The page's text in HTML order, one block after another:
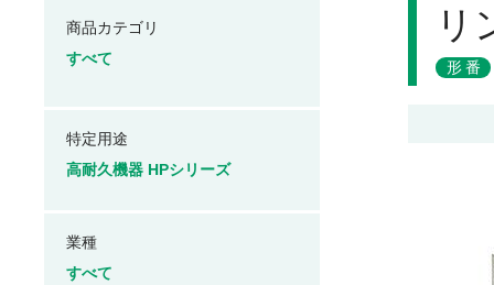
リ
形番
商品カテゴリ
すべて
特定用途
高耐久機器 HPシリーズ
業種
すべて